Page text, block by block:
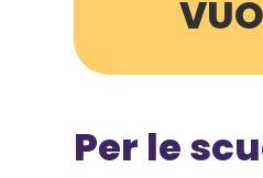
Per le